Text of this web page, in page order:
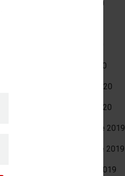
août 2020
mars 2020
février 2020
janvier 2020
décembre 2019
novembre 2019
octobre 2019